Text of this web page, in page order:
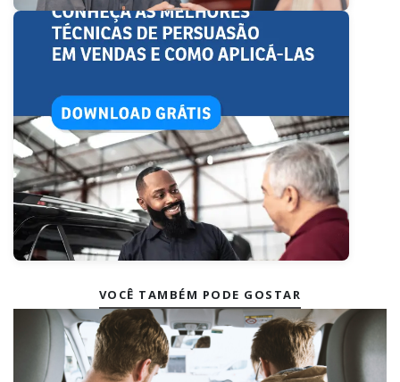
VOCÊ TAMBÉM PODE GOSTAR